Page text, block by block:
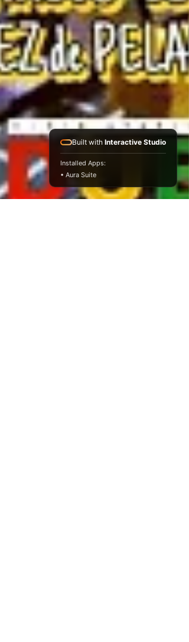
Built with Interactive Studio
Installed Apps:
• Aura Suite